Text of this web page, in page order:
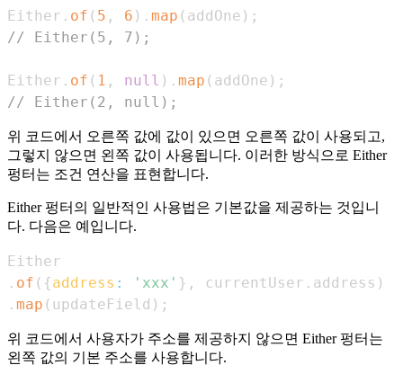
Either . of ( 5 , 6 ) . map ( addOne ) ;
// Either(5, 7);
Either . of ( 1 , null ) . map ( addOne ) ;
// Either(2, null);
위 코드에서 오른쪽 값에 값이 있으면 오른쪽 값이 사용되고,
그렇지 않으면 왼쪽 값이 사용됩니다. 이러한 방식으로 Either
펑터는 조건 연산을 표현합니다.
Either 펑터의 일반적인 사용법은 기본값을 제공하는 것입니
다. 다음은 예입니다.
Either
. of ( {address : 'xxx' } , currentUser . address )
. map ( updateField ) ;
위 코드에서 사용자가 주소를 제공하지 않으면 Either 펑터는
왼쪽 값의 기본 주소를 사용합니다.